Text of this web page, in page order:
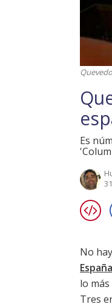
Es
No
España
lo
Tres